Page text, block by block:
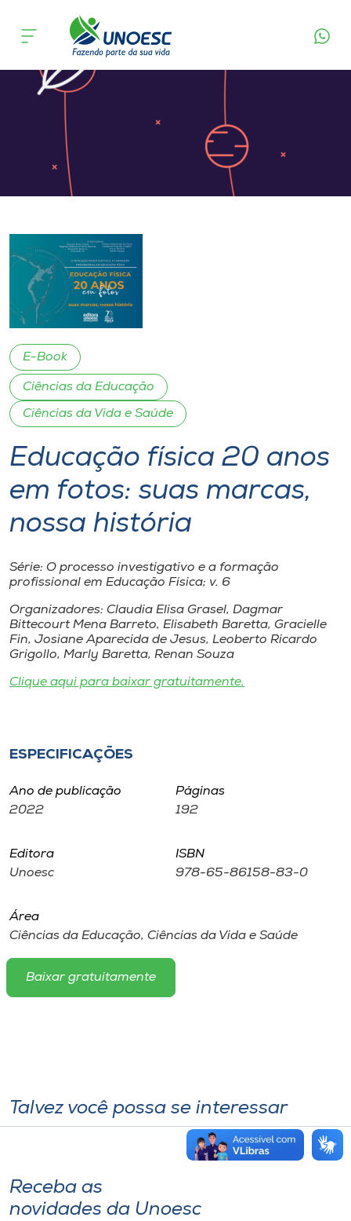
Cursos
Onde estamos
Atendimento ao Estudante
Unoesc
Internacionalização
I.nova
CPA
Biblioteca
Editora
Rádio
Unoesc
Selecione
o idioma
A+
E-Book
Ciências da Educação
Ciências da Vida e Saúde
Educação física 20 anos
em fotos: suas marcas,
nossa história
Série: O processo investigativo e a formação
profissional em Educação Física; v. 6
Organizadores: Claudia Elisa Grasel, Dagmar
Bittecourt Mena Barreto, Elisabeth Baretta, Gracielle
Fin, Josiane Aparecida de Jesus, Leoberto Ricardo
Grigollo, Marly Baretta, Renan Souza
Clique aqui para baixar gratuitamente.
ESPECIFICAÇÕES
Ano de publicação
2022
Páginas
192
Editora
Unoesc
ISBN
978-65-86158-83-0
Área
Ciências da Educação, Ciências da Vida e Saúde
Baixar gratuitamente
Talvez você possa se interessar
Receba as
novidades da Unoesc